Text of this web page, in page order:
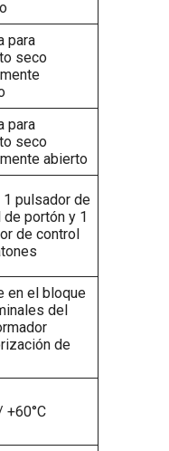
para
seco
para
seco
abierto
1 pulsador de
de portón y 1
de control
en el bloque
del
de
+60°C